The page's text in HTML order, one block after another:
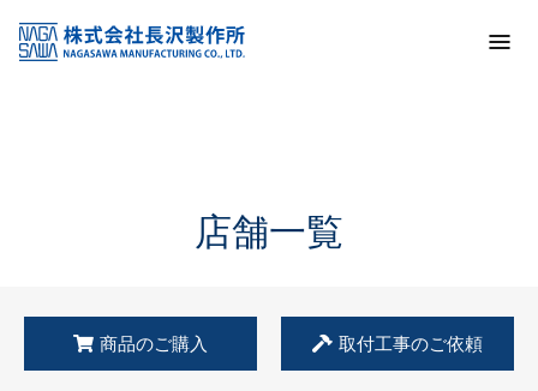
KSS加盟店・取扱店情報
店舗一覧
店舗一覧
商品のご購入 取付工事のご依頼